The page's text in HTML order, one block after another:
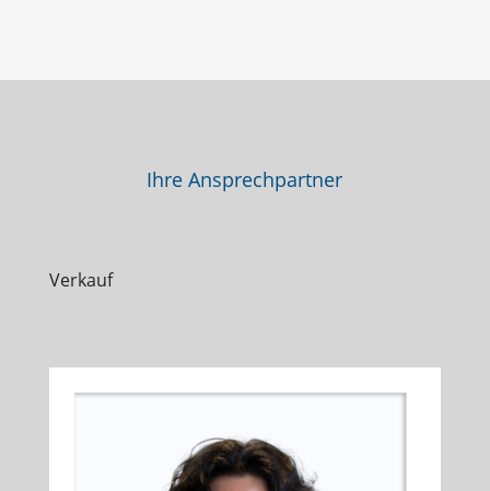
Ihre Ansprechpartner
Verkauf